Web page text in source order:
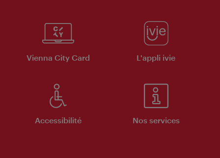
Vienna City Card L'appli ivie
Accessibilité Nos services